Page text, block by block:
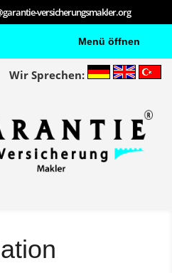
versicherungsmakler.org
Wir Sprechen: